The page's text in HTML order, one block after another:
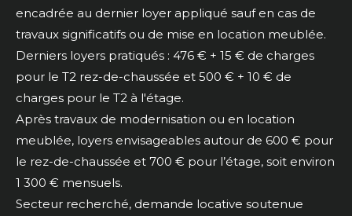
encadrée au dernier loyer appliqué sauf en cas de
travaux significatifs ou de mise en location meublée.
Derniers loyers pratiqués : 476 € + 15 € de charges
pour le T2 rez-de-chaussée et 500 € + 10 € de
charges pour le T2 à l'étage.
Après travaux de modernisation ou en location
meublée, loyers envisageables autour de 600 € pour
le rez-de-chaussée et 700 € pour l’étage, soit environ
1 300 € mensuels.
Secteur recherché, demande locative soutenue